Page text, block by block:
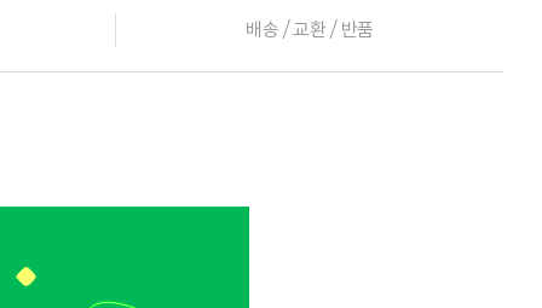
배송 / 교환 / 반품